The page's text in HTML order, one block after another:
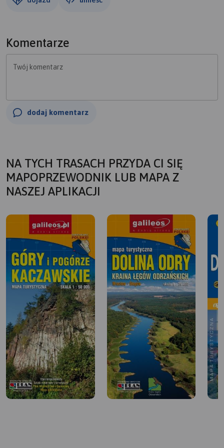
Komentarze
Twój komentarz
dodaj komentarz
NA TYCH TRASACH PRZYDA CI SIĘ
MAPOPRZEWODNIK LUB MAPA Z
NASZEJ APLIKACJI